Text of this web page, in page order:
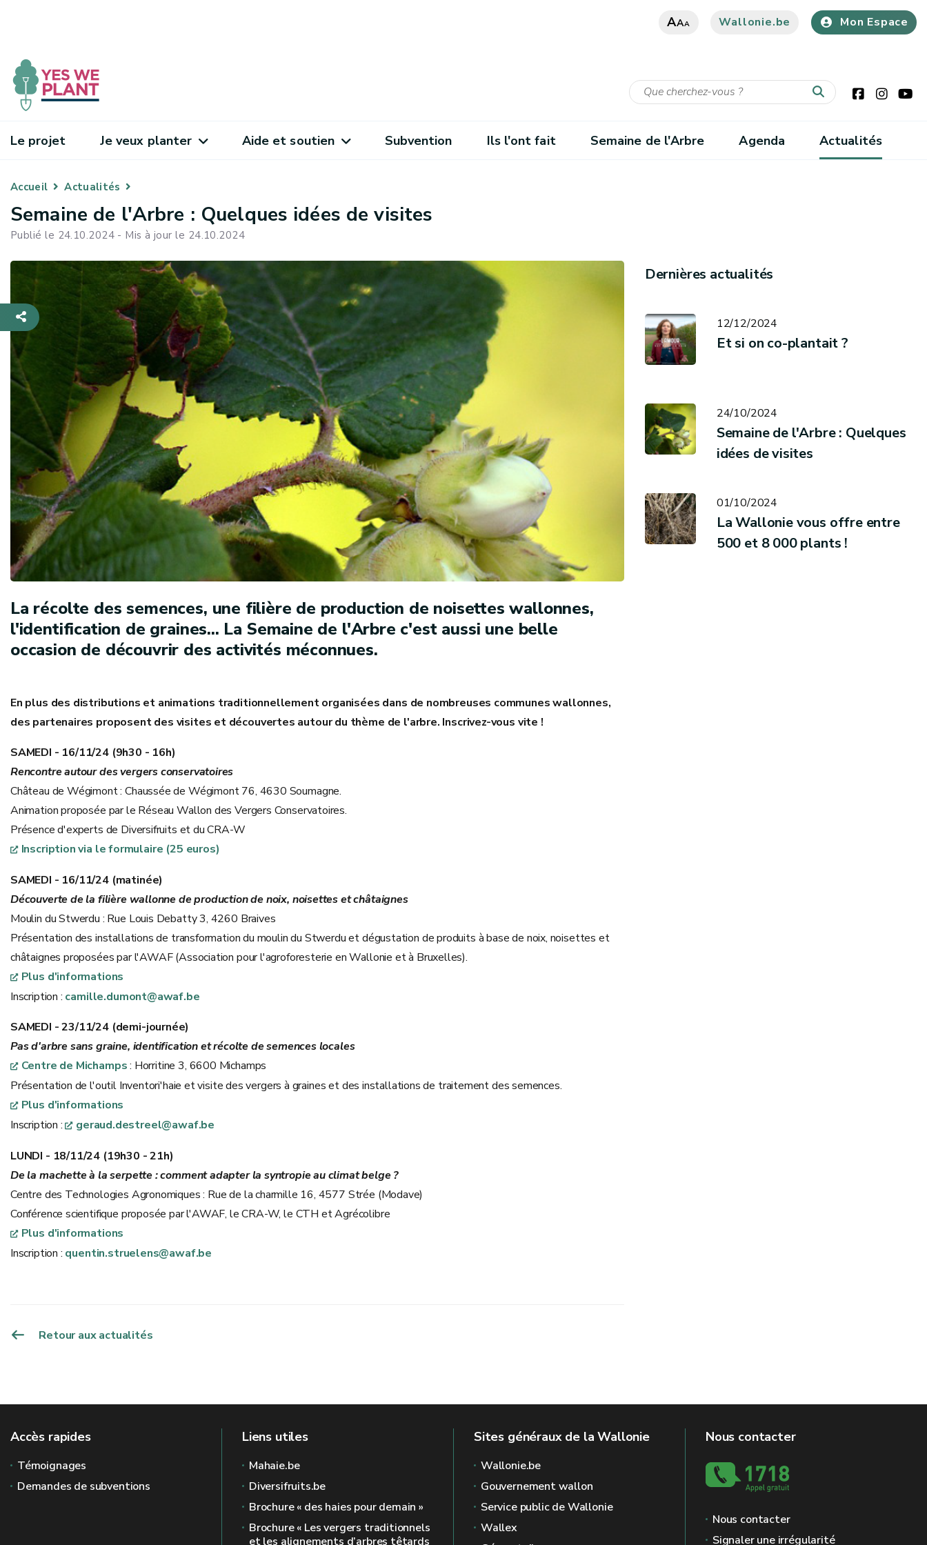
AAA Wallonie.be Mon Espace
Le projet Je veux planter Aide et soutien Subvention Ils l'ont fait Semaine de l'Arbre Agenda Actualités
Accueil Actualités
Semaine de l'Arbre : Quelques idées de visites
Publié le 24.10.2024 - Mis à jour le 24.10.2024
La récolte des semences, une filière de production de noisettes wallonnes,
l'identification de graines... La Semaine de l'Arbre c'est aussi une belle
occasion de découvrir des activités méconnues.
En plus des distributions et animations traditionnellement organisées dans de nombreuses communes wallonnes,
des partenaires proposent des visites et découvertes autour du thème de l'arbre. Inscrivez-vous vite !
SAMEDI - 16/11/24 (9h30 - 16h)
Rencontre autour des vergers conservatoires
Château de Wégimont : Chaussée de Wégimont 76, 4630 Soumagne.
Animation proposée par le Réseau Wallon des Vergers Conservatoires.
Présence d'experts de Diversifruits et du CRA-W
Inscription via le formulaire (25 euros)
SAMEDI - 16/11/24 (matinée)
Découverte de la filière wallonne de production de noix, noisettes et châtaignes
Moulin du Stwerdu : Rue Louis Debatty 3, 4260 Braives
Présentation des installations de transformation du moulin du Stwerdu et dégustation de produits à base de noix, noisettes et
châtaignes proposées par l'AWAF (Association pour l'agroforesterie en Wallonie et à Bruxelles).
Plus d'informations
Inscription : camille.dumont@awaf.be
SAMEDI - 23/11/24 (demi-journée)
Pas d'arbre sans graine, identification et récolte de semences locales
Centre de Michamps: Horritine 3, 6600 Michamps
Présentation de l'outil Inventori'haie et visite des vergers à graines et des installations de traitement des semences.
Plus d'informations
Inscription :
geraud.destreel@awaf.be
LUNDI - 18/11/24 (19h30 - 21h)
De la machette à la serpette : comment adapter la syntropie au climat belge ?
Centre des Technologies Agronomiques : Rue de la charmille 16, 4577 Strée (Modave)
Conférence scientifique proposée par l'AWAF, le CRA-W, le CTH et Agrécolibre
Plus d'informations
Inscription : quentin.struelens@awaf.be
Retour aux actualités
Dernières actualités
12/12/2024
Et si on co-plantait ?
24/10/2024
Semaine de l'Arbre : Quelques
idées de visites
01/10/2024
La Wallonie vous offre entre
500 et 8 000 plants !
Accès rapides
Témoignages
Demandes de subventions
Liens utiles
Mahaie.be
Diversifruits.be
Brochure « des haies pour demain »
Brochure « Les vergers traditionnels
et les alignements d’arbres têtards
Sites généraux de la Wallonie
Wallonie.be
Gouvernement wallon
Service public de Wallonie
Wallex
Nous contacter
Nous contacter
Signaler une irrégularité